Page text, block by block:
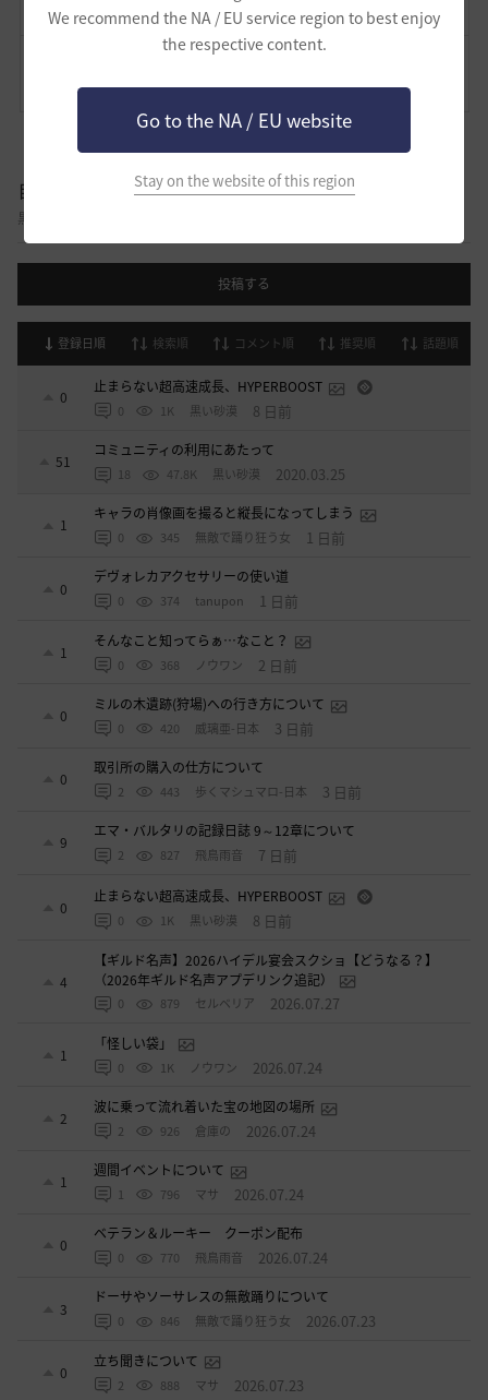
We recommend the NA / EU service region to best enjoy
the respective content.
Go to the NA / EU website
Stay on the website of this region
自由掲示板
黒い砂漠に関する様々なテーマについて話し合える自由掲示板です。
投稿する
登録日順 検索順 コメント順 推奨順 話題順
0
止まらない超高速成長、HYPERBOOST
0 1K 黒い砂漠 8 日前
51
コミュニティの利用にあたって
18 47.8K 黒い砂漠 2020.03.25
1
キャラの肖像画を撮ると縦長になってしまう
0 345 無敵で踊り狂う女 1 日前
0
デヴォレカアクセサリーの使い道
0 374 tanupon 1 日前
1
そんなこと知ってらぁ…なこと？
0 368 ノウワン 2 日前
0
ミルの木遺跡(狩場)への行き方について
0 420 威璃亜-日本 3 日前
0
取引所の購入の仕方について
2 443 歩くマシュマロ-日本 3 日前
9
エマ・バルタリの記録日誌 9～12章について
2 827 飛鳥雨音 7 日前
0
止まらない超高速成長、HYPERBOOST
0 1K 黒い砂漠 8 日前
4
【ギルド名声】2026ハイデル宴会スクショ【どうなる？】
（2026年ギルド名声アプデリンク追記）
0 879 セルベリア 2026.07.27
1
「怪しい袋」
0 1K ノウワン 2026.07.24
2
波に乗って流れ着いた宝の地図の場所
2 926 倉庫の 2026.07.24
1
週間イベントについて
1 796 マサ 2026.07.24
0
ベテラン＆ルーキー クーポン配布
0 770 飛鳥雨音 2026.07.24
3
ドーサやソーサレスの無敵踊りについて
0 846 無敵で踊り狂う女 2026.07.23
0
立ち聞きについて
2 888 マサ 2026.07.23